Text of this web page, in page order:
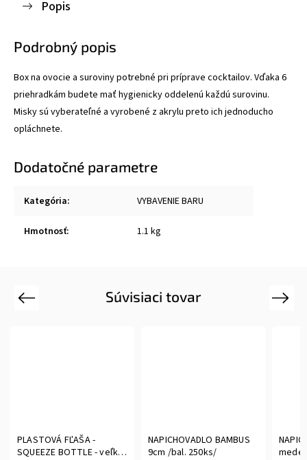
Popis
Podrobný popis
Box na ovocie a suroviny potrebné pri príprave cocktailov. Vďaka 6
priehradkám budete mať hygienicky oddelenú každú surovinu.
Misky sú vyberateľné a vyrobené z akrylu preto ich jednoducho
opláchnete.
Dodatočné parametre
Kategória: VYBAVENIE BARU
Hmotnosť: 1.1 kg
Súvisiaci tovar
Previous
PLASTOVÁ FĽAŠA -
SQUEEZE BOTTLE - veľká
NAPICHOVADLO BAMBUS
9cm /bal. 250ks/
Next